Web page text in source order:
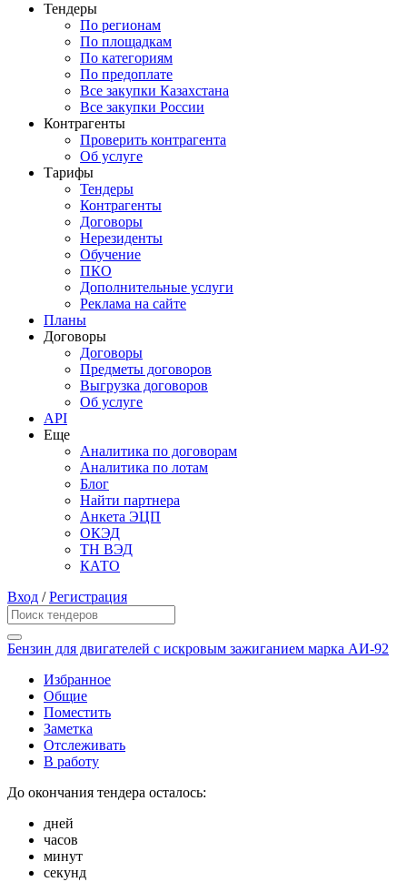
Тендеры
По регионам
По площадкам
По категориям
По предоплате
Все закупки Казахстана
Все закупки России
Контрагенты
Проверить контрагента
Об услуге
Тарифы
Тендеры
Контрагенты
Договоры
Нерезиденты
Обучение
ПКО
Дополнительные услуги
Реклама на сайте
Планы
Договоры
Договоры
Предметы договоров
Выгрузка договоров
Об услуге
API
Еще
Аналитика по договорам
Аналитика по лотам
Блог
Найти партнера
Анкета ЭЦП
ОКЭД
ТН ВЭД
КАТО
Вход /Регистрация
Бензин для двигателей с искровым зажиганием марка АИ-92
Избранное
Общие
Поместить
Заметка
Отслеживать
В работу
До окончания тендера осталось:
дней
часов
минут
секунд